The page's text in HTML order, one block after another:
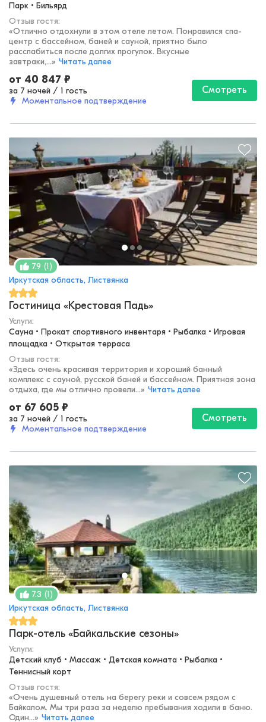
Парк • Бильярд
Отзыв гостя:
«Отлично отдохнули в этом отеле летом. Понравился спа-
центр с бассейном, баней и сауной, приятно было
расслабиться после долгих прогулок. Вкусные
завтраки,...» Читать далее
от 40 847 ₽
за 7 ночей / 1 гость
Моментальное подтверждение
Смотреть
7.9 (1)
Иркутская область, Листвянка
Гостиница «Крестовая Падь»
Услуги:
Сауна • Прокат спортивного инвентаря • Рыбалка • Игровая
площадка • Открытая терраса
Отзыв гостя:
«Здесь очень красивая территория и хороший банный
комплекс с сауной, русской баней и бассейном. Приятная зона
отдыха, где мы отлично провели...» Читать далее
от 67 605 ₽
за 7 ночей / 1 гость
Моментальное подтверждение
Смотреть
7.3 (1)
Иркутская область, Листвянка
Парк-отель «Байкальские сезоны»
Услуги:
Детский клуб • Массаж • Детская комната • Рыбалка •
Теннисный корт
Отзыв гостя:
«Очень душевный отель на берегу реки и совсем рядом с
Байкалом. Мы три раза за неделю пребывания ходили в баню.
Один...» Читать далее